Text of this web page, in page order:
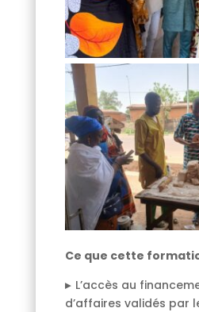
Ce que cette
▸ L’accès au
d’affaires validés par